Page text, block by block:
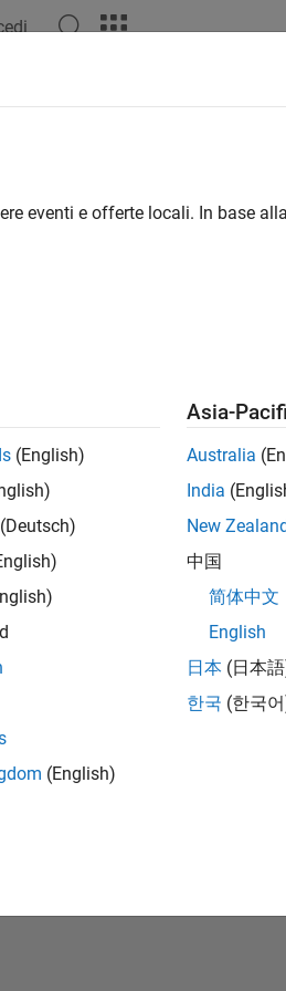
eventi e offerte locali. In base
(English)
(Deutsch)
(English)
Asia-
Australia
India
New Zealand
中国
简体中文
English
日本 (日本
한국 (한국